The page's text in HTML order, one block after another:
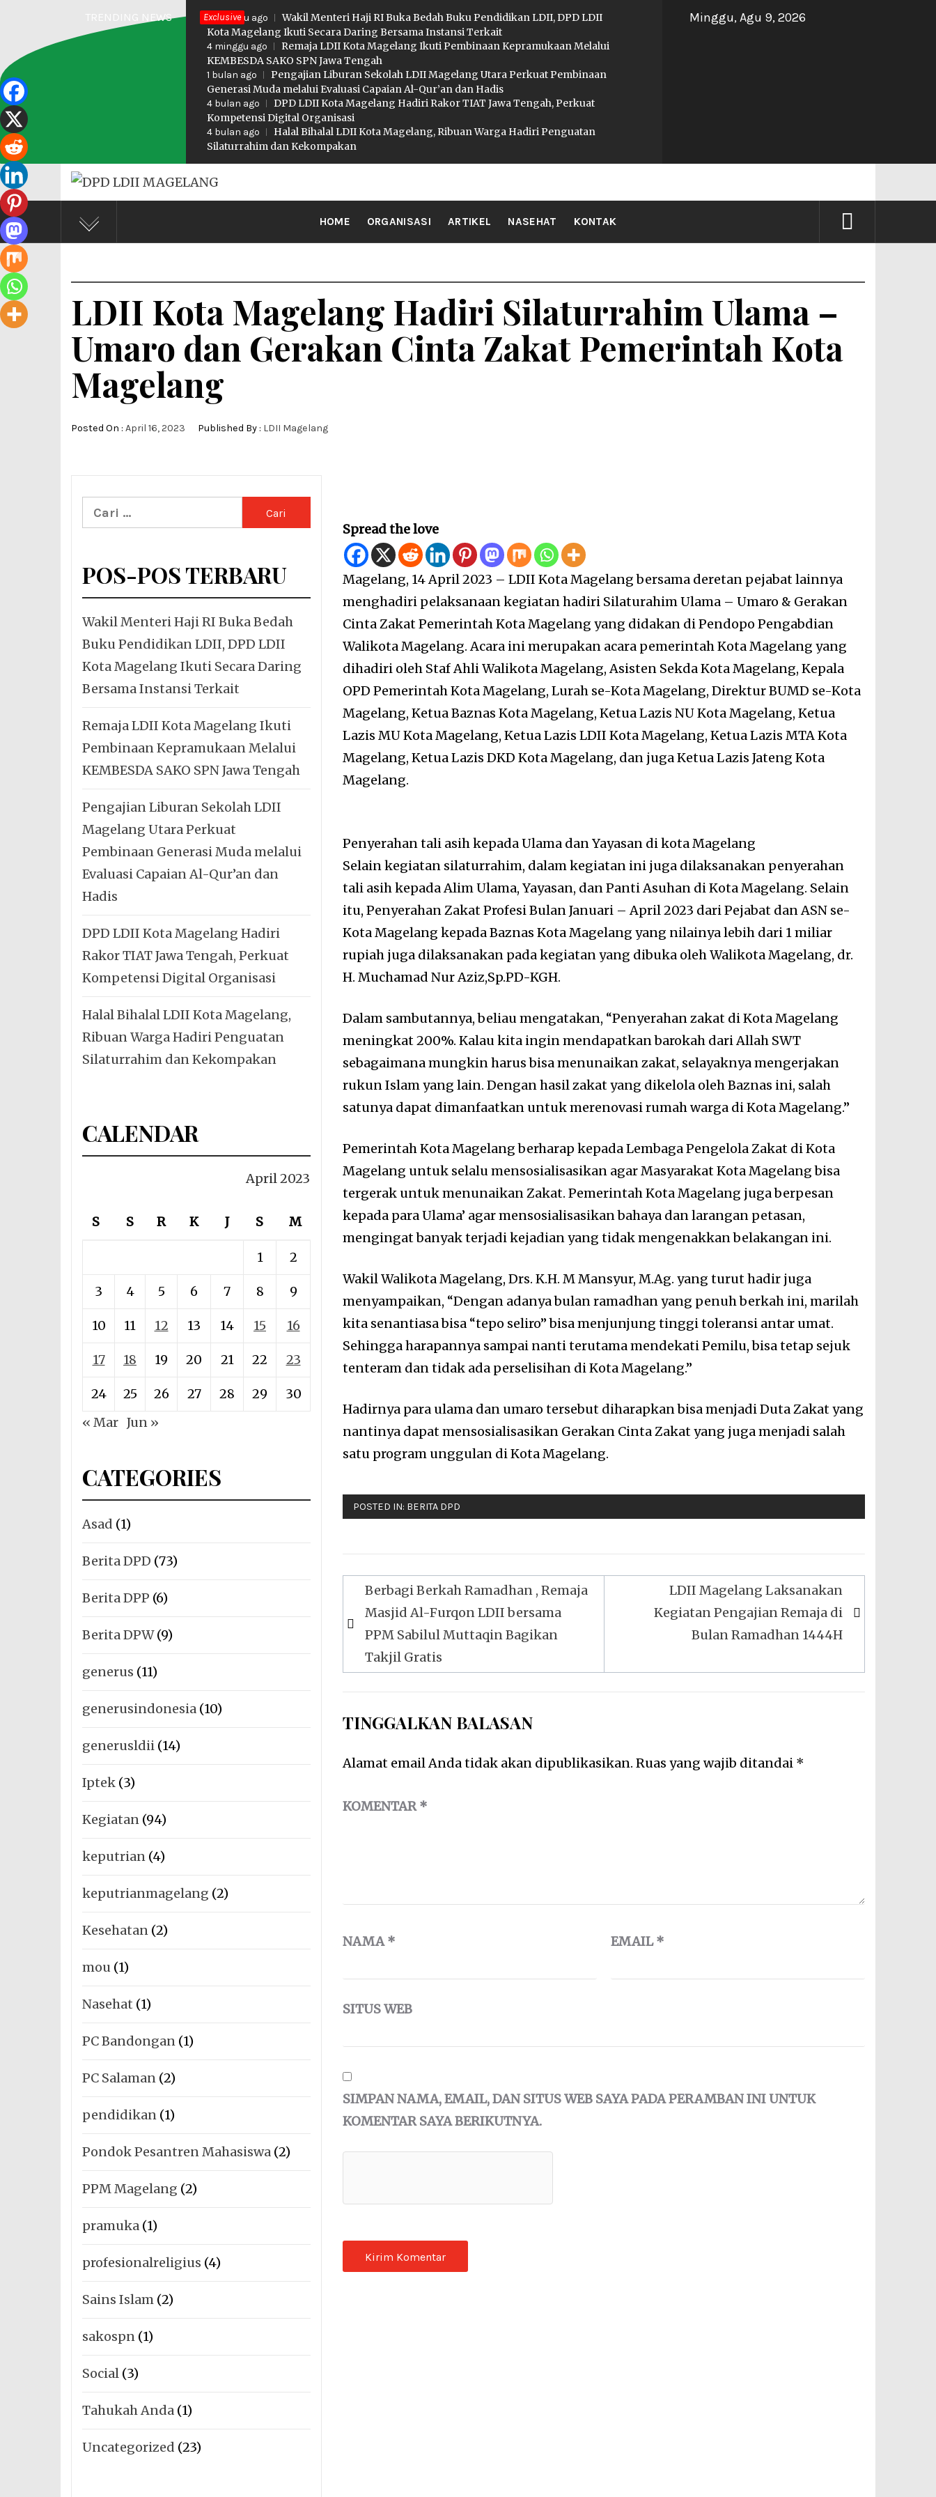
content
TRENDING NEWS Exclusive
3 minggu ago
Wakil Menteri Haji RI Buka Bedah Buku Pendidikan LDII, DPD LDII
Kota Magelang Ikuti Secara Daring Bersama Instansi Terkait
4 minggu ago
Remaja LDII Kota Magelang Ikuti Pembinaan Kepramukaan Melalui
KEMBESDA SAKO SPN Jawa Tengah
1 bulan ago
Pengajian Liburan Sekolah LDII Magelang Utara Perkuat Pembinaan
Generasi Muda melalui Evaluasi Capaian Al-Qur’an dan Hadis
4 bulan ago
DPD LDII Kota Magelang Hadiri Rakor TIAT Jawa Tengah, Perkuat
Kompetensi Digital Organisasi
4 bulan ago
Halal Bihalal LDII Kota Magelang, Ribuan Warga Hadiri Penguatan
Silaturrahim dan Kekompakan
Minggu, Agu 9, 2026
DPD LDII MAGELANG
Profesional Religius
HOME ORGANISASI ARTIKEL NASEHAT KONTAK
LDII Kota Magelang Hadiri Silaturrahim Ulama –
Umaro dan Gerakan Cinta Zakat Pemerintah Kota
Magelang
Posted On : April 16, 2023 Published By : LDII Magelang
Spread the love
Magelang, 14 April 2023 – LDII Kota Magelang bersama deretan pejabat lainnya
menghadiri pelaksanaan kegiatan hadiri Silaturahim Ulama – Umaro & Gerakan
Cinta Zakat Pemerintah Kota Magelang yang didakan di Pendopo Pengabdian
Walikota Magelang. Acara ini merupakan acara pemerintah Kota Magelang yang
dihadiri oleh Staf Ahli Walikota Magelang, Asisten Sekda Kota Magelang, Kepala
OPD Pemerintah Kota Magelang, Lurah se-Kota Magelang, Direktur BUMD se-Kota
Magelang, Ketua Baznas Kota Magelang, Ketua Lazis NU Kota Magelang, Ketua
Lazis MU Kota Magelang, Ketua Lazis LDII Kota Magelang, Ketua Lazis MTA Kota
Magelang, Ketua Lazis DKD Kota Magelang, dan juga Ketua Lazis Jateng Kota
Magelang.
Penyerahan tali asih kepada Ulama dan Yayasan di kota Magelang
Selain kegiatan silaturrahim, dalam kegiatan ini juga dilaksanakan penyerahan
tali asih kepada Alim Ulama, Yayasan, dan Panti Asuhan di Kota Magelang. Selain
itu, Penyerahan Zakat Profesi Bulan Januari – April 2023 dari Pejabat dan ASN se-
Kota Magelang kepada Baznas Kota Magelang yang nilainya lebih dari 1 miliar
rupiah juga dilaksanakan pada kegiatan yang dibuka oleh Walikota Magelang, dr.
H. Muchamad Nur Aziz,Sp.PD-KGH.
Dalam sambutannya, beliau mengatakan, “Penyerahan zakat di Kota Magelang
meningkat 200%. Kalau kita ingin mendapatkan barokah dari Allah SWT
sebagaimana mungkin harus bisa menunaikan zakat, selayaknya mengerjakan
rukun Islam yang lain. Dengan hasil zakat yang dikelola oleh Baznas ini, salah
satunya dapat dimanfaatkan untuk merenovasi rumah warga di Kota Magelang.”
Pemerintah Kota Magelang berharap kepada Lembaga Pengelola Zakat di Kota
Magelang untuk selalu mensosialisasikan agar Masyarakat Kota Magelang bisa
tergerak untuk menunaikan Zakat. Pemerintah Kota Magelang juga berpesan
kepada para Ulama’ agar mensosialisasikan bahaya dan larangan petasan,
mengingat banyak terjadi kejadian yang tidak mengenakkan belakangan ini.
Wakil Walikota Magelang, Drs. K.H. M Mansyur, M.Ag. yang turut hadir juga
menyampaikan, “Dengan adanya bulan ramadhan yang penuh berkah ini, marilah
kita senantiasa bisa “tepo seliro” bisa menjunjung tinggi toleransi antar umat.
Sehingga harapannya sampai nanti terutama mendekati Pemilu, bisa tetap sejuk
tenteram dan tidak ada perselisihan di Kota Magelang.”
Hadirnya para ulama dan umaro tersebut diharapkan bisa menjadi Duta Zakat yang
nantinya dapat mensosialisasikan Gerakan Cinta Zakat yang juga menjadi salah
satu program unggulan di Kota Magelang.
POSTED IN: BERITA DPD
Navigasi
pos
Berbagi Berkah Ramadhan , Remaja
Masjid Al-Furqon LDII bersama
PPM Sabilul Muttaqin Bagikan
Takjil Gratis
LDII Magelang Laksanakan
Kegiatan Pengajian Remaja di
Bulan Ramadhan 1444H
TINGGALKAN BALASAN
Alamat email Anda tidak akan dipublikasikan. Ruas yang wajib ditandai *
KOMENTAR*
NAMA* EMAIL*
SITUS WEB
SIMPAN NAMA, EMAIL, DAN SITUS WEB SAYA PADA PERAMBAN INI UNTUK
KOMENTAR SAYA BERIKUTNYA.
Cari
untuk:
POS-POS TERBARU
Wakil Menteri Haji RI Buka Bedah
Buku Pendidikan LDII, DPD LDII
Kota Magelang Ikuti Secara Daring
Bersama Instansi Terkait
Remaja LDII Kota Magelang Ikuti
Pembinaan Kepramukaan Melalui
KEMBESDA SAKO SPN Jawa Tengah
Pengajian Liburan Sekolah LDII
Magelang Utara Perkuat
Pembinaan Generasi Muda melalui
Evaluasi Capaian Al-Qur’an dan
Hadis
DPD LDII Kota Magelang Hadiri
Rakor TIAT Jawa Tengah, Perkuat
Kompetensi Digital Organisasi
Halal Bihalal LDII Kota Magelang,
Ribuan Warga Hadiri Penguatan
Silaturrahim dan Kekompakan
CALENDAR
April 2023
S S R K J S M
1 2
3 4 5 6 7 8 9
10 11 12 13 14 15 16
17 18 19 20 21 22 23
24 25 26 27 28 29
30
« Mar Jun »
CATEGORIES
Asad (1)
Berita DPD (73)
Berita DPP (6)
Berita DPW(9)
generus (11)
generusindonesia (10)
generusldii (14)
Iptek (3)
Kegiatan (94)
keputrian (4)
keputrianmagelang (2)
Kesehatan (2)
mou (1)
Nasehat (1)
PC Bandongan (1)
PC Salaman (2)
pendidikan (1)
Pondok Pesantren Mahasiswa (2)
PPM Magelang (2)
pramuka (1)
profesionalreligius (4)
Sains Islam (2)
sakospn (1)
Social (3)
Tahukah Anda (1)
Uncategorized (23)